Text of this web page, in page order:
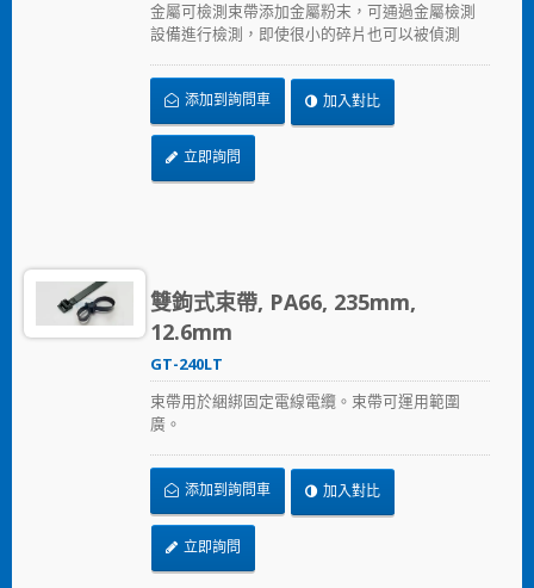
金屬可檢測束帶添加金屬粉末，可通過金屬檢測
設備進行檢測，即使很小的碎片也可以被偵測
療生技業，可能因束帶鬆脫進入食品及飲料生產
過程的污染問題。 金屬可檢測束帶符合國家食品
藥品監督管理局（FDA）的規範。
添加到詢問車 加入對比
立即詢問
雙鉤式束帶, PA66, 235mm,
12.6mm
GT-240LT
束帶用於綑綁固定電線電纜。束帶可運用範圍
廣。
添加到詢問車 加入對比
立即詢問